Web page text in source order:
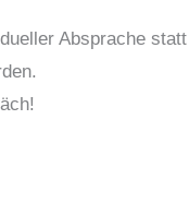
Absprache statt